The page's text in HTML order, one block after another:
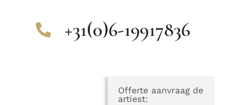
+31(0)6-19917836
Offerte aanvraag de
artiest: